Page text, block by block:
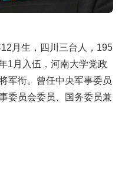
月生，四川三台人，195
1月入伍，河南大学党政
军衔。曾任中央军事委员
委员会委员、国务委员兼